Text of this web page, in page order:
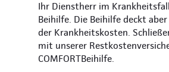
Ihr Dienstherr im
Beihilfe. Die Beihilfe deckt
der Krankheitskosten.
mit unserer
COMFORTBeihilfe.